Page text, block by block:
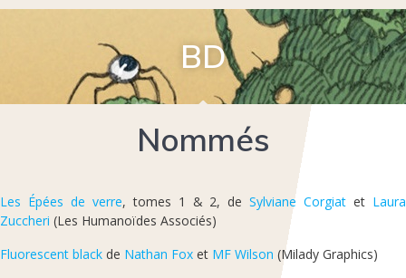
BD
Nommés
Les Épées de verre, tomes 1 & 2, deSylviane Corgiat et Laura
Zuccheri (Les Humanoïdes Associés)
Fluorescent black de Nathan Fox et MF Wilson (Milady Graphics)